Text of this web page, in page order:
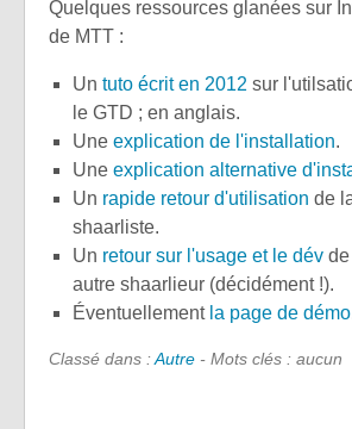
Quelques ressources glanées sur
de MTT :
Un tuto écrit en 2012 sur
le GTD ; en anglais.
Une explication de l'installation.
Une explication alternative
Un rapide retour d'utilisation de
shaarliste.
Un retour sur l'usage et le dév
autre shaarlieur (décidément !).
Éventuellement la page de démo
Classé dans :Autre - Mots clés : aucun